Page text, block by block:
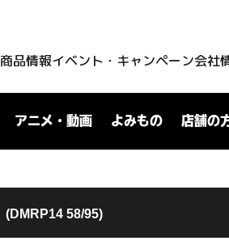
商品情報イベント・キャンペーン会社
アニメ・動画 よみもの 店舗の
(DMRP14 58/95)